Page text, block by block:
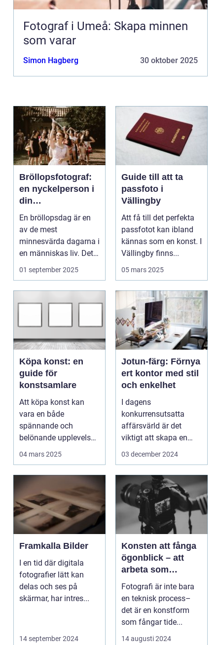
Fotograf i Umeå: Skapa minnen
som varar
Simon Hagberg 30 oktober 2025
Bröllopsfotograf:
en nyckelperson i
din
bröllopsberättelse
En bröllopsdag är en
av de mest
minnesvärda dagarna i
en människas liv. Det
&aum...
01 september 2025
Guide till att ta
passfoto i
Vällingby
Att få till det perfekta
passfotot kan ibland
kännas som en konst. I
Vällingby finns...
05 mars 2025
Köpa konst: en
guide för
konstsamlare
Att köpa konst kan
vara en både
spännande och
belönande upplevelse.
Det handlar...
04 mars 2025
Jotun-färg: Förnya
ert kontor med stil
och enkelhet
I dagens
konkurrensutsatta
affärsvärld är det
viktigt att skapa en
arbetsmiljö s...
03 december 2024
Framkalla Bilder
I en tid där digitala
fotografier lätt kan
delas och ses på
skärmar, har intres...
14 september 2024
Konsten att fånga
ögonblick – att
arbeta som
fotograf i
Norrköping
Fotografi är inte bara
en teknisk process–
det är en konstform
som fångar tide...
14 augusti 2024